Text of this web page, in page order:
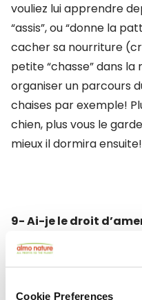
Cookie Preferences
vouliez lui apprendre
“assis”, ou “donne la
cacher sa nourriture
petite “chasse” dans la
organiser un parcours
chaises par exemple!
chien, plus vous le
mieux il dormira ensuite!
9- Ai-je le droit
vétérinaire?